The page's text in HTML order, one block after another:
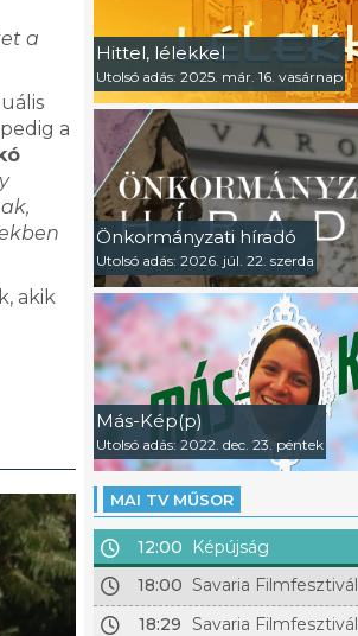
a
a
akik
Hittel, lélekkel
Utolsó adás: 2025. már. 16. vasárnap
Önkormányzati híradó
Utolsó adás: 2026. júl. 22. szerda
Más-Kép(p)
Utolsó adás: 2022. dec. 23. péntek
MAI TV MŰSOR
12:00
Képújság
18:00 Savaria Filmfesztivál
18:29 Savaria Filmfesztivál